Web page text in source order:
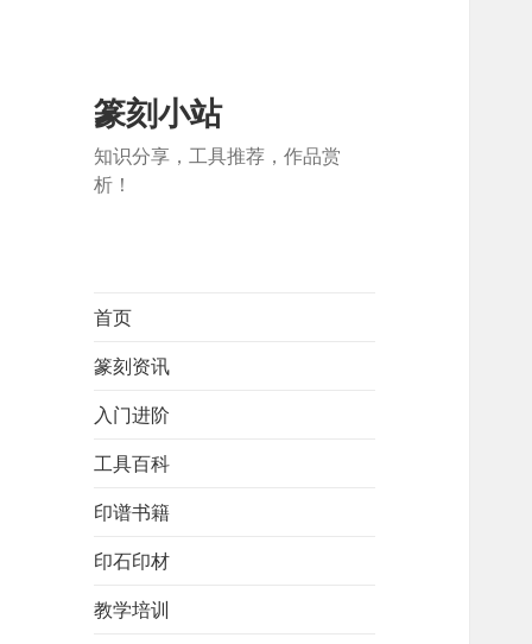
篆刻小站
知识分享，工具推荐，作品赏
析！
首页
篆刻资讯
入门进阶
工具百科
印谱书籍
印石印材
教学培训